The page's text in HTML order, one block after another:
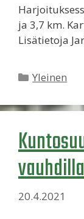
ja 3,7 km.
Lisätietoja
Kategoriat
Yleinen
vauhdilla
20.4.2021